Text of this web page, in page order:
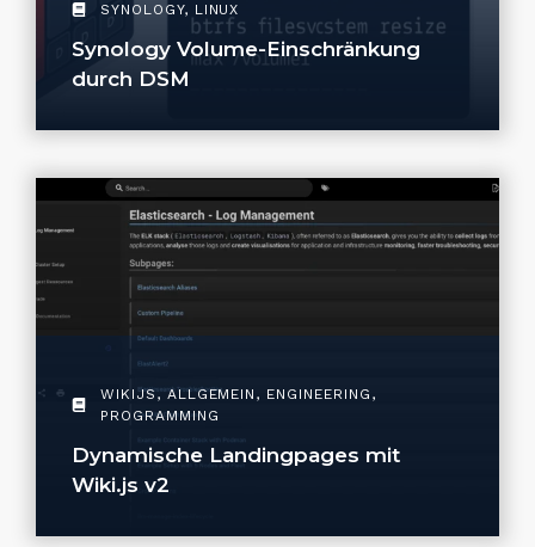
SYNOLOGY, LINUX
Synology Volume-Einschränkung
durch DSM
WIKIJS,ALLGEMEIN , ENGINEERING ,
PROGRAMMING
Dynamische Landingpages mit
Wiki.js v2